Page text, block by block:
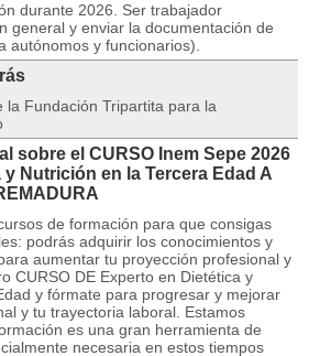
durante 2026. Ser trabajador
general y enviar la documentación de
autónomos y funcionarios).
la Fundación Tripartita para la
sobre el CURSO Inem Sepe 2026
Nutrición en la Tercera Edad A
de formación para que consigas
podrás adquirir los conocimientos y
aumentar tu proyección profesional y
CURSO DE Experto en Dietética y
y fórmate para progresar y mejorar
y tu trayectoria laboral. Estamos
es una gran herramienta de
necesaria en estos tiempos